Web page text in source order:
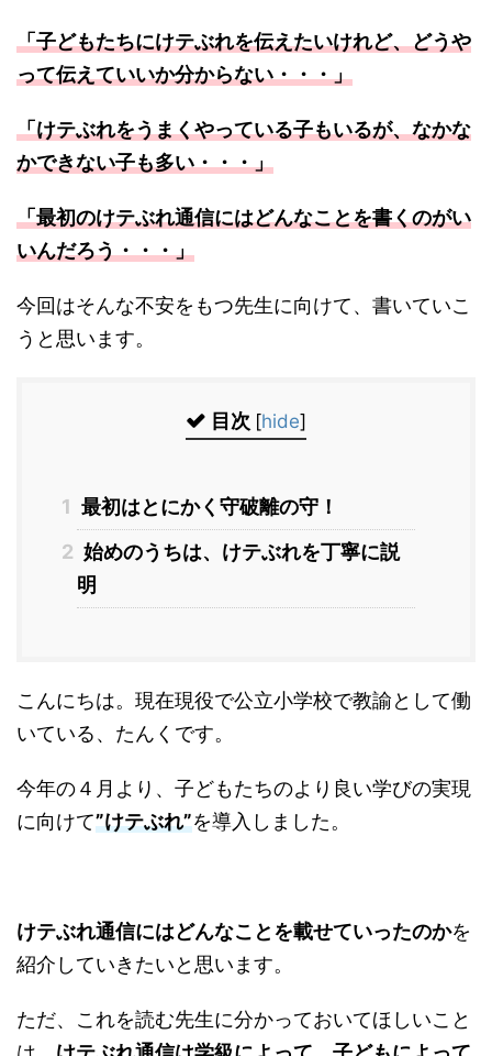
「子どもたちにけテぶれを伝えたいけれど、どうや
って伝えていいか分からない・・・」
「けテぶれをうまくやっている子もいるが、なかな
かできない子も多い・・・」
「最初のけテぶれ通信にはどんなことを書くのがい
いんだろう・・・」
今回はそんな不安をもつ先生に向けて、書いていこ
うと思います。
目次 [hide]
1 最初はとにかく守破離の守！
2 始めのうちは、けテぶれを丁寧に説
明
こんにちは。現在現役で公立小学校で教諭として働
いている、たんくです。
今年の４月より、子どもたちのより良い学びの実現
に向けて”けテぶれ”を導入しました。
けテぶれ通信にはどんなことを載せていったのかを
紹介していきたいと思います。
ただ、これを読む先生に分かっておいてほしいこと